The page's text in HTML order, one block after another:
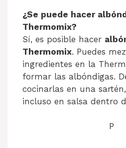
¿Se puede hacer
Thermomix?
Sí, es posible hacer
Thermomix. Puedes
ingredientes en la
formar las albóndigas.
cocinarlas en una
incluso en salsa dentro
P